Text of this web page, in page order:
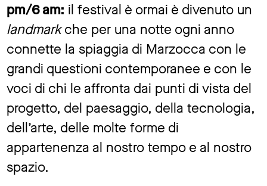
pm/6 am: il festival è ormai è divenuto un
landmarkche per una notte ogni anno
connette la spiaggia di Marzocca con le
grandi questioni contemporanee e con le
voci di chi le affronta dai punti di vista del
progetto, del paesaggio, della tecnologia,
dell’arte, delle molte forme di
appartenenza al nostro tempo e al nostro
spazio.